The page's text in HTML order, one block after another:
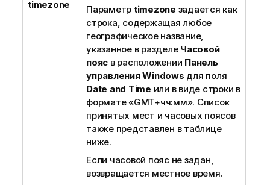
timezone Параметр timezone задается как
строка, содержащая любое
географическое название,
указанное в разделе Часовой
пояс в расположении Панель
управления Windows для поля
Date and Time или в виде строки в
формате «GMT+чч:мм». Список
принятых мест и часовых поясов
также представлен в таблице
ниже.
Если часовой пояс не задан,
возвращается местное время.